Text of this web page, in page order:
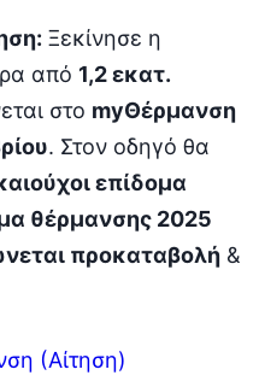
Ξεκίνησε η
από 1,2 εκατ.
στο myΘέρμανση
. Στον οδηγό θα
επίδομα
θέρμανσης 2025
προκαταβολή &
(Αίτηση)